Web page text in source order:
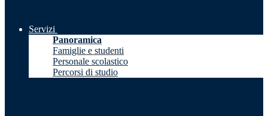
Servizi
Panoramica
Famiglie e studenti
Personale scolastico
Percorsi di studio